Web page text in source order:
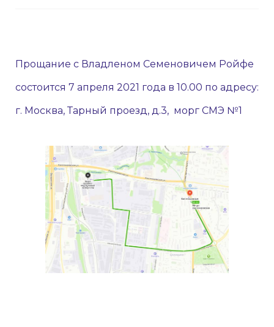
Прощание с Владленом Семеновичем Ройфе
состоится 7 апреля 2021 года в 10.00 по адресу:
г. Москва, Тарный проезд, д.3, морг СМЭ №1